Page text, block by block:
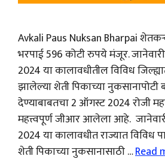
Avkali Paus Nuksan Bharpai
भरपाई 596 कोटी रुपये मंजूर.
2024 या कालावधीतील विविध
झालेल्या शेती पिकाच्या नुकसानापोटी
देण्याबाबतचा 2 ऑगस्ट 2024 रोजी
महत्त्वपूर्ण जीआर आलेला आहे.
2024 या कालावधीत राज्यात विविध
शेती पिकाच्या नुकसानासाठी …Read